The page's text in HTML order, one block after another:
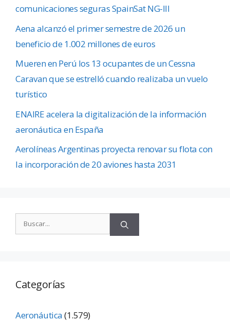
comunicaciones seguras SpainSat NG-III
Aena alcanzó el primer semestre de 2026 un
beneficio de 1.002 millones de euros
Mueren en Perú los 13 ocupantes de un Cessna
Caravan que se estrelló cuando realizaba un vuelo
turístico
ENAIRE acelera la digitalización de la información
aeronáutica en España
Aerolíneas Argentinas proyecta renovar su flota con
la incorporación de 20 aviones hasta 2031
Categorías
Aeronáutica(1.579)